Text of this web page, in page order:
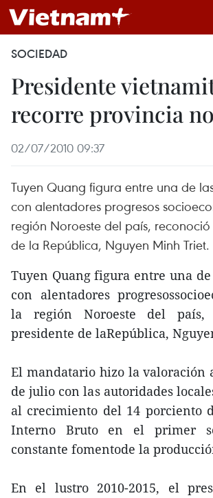
SOCIEDAD
Presidente
recorre provincia
02/07/2010 09:37
Tuyen Quang figura entre una de
con alentadores progresos
región Noroeste del país,
de la República, Nguyen Minh Triet.
Tuyen Quang figura entre una
con alentadores
la región Noroeste del país,
presidente de laRepública,
El mandatario hizo la valoración
de julio con las autoridades
al crecimiento del 14 porciento
Interno Bruto en el primer
constante fomentode la
En el lustro 2010-2015, el